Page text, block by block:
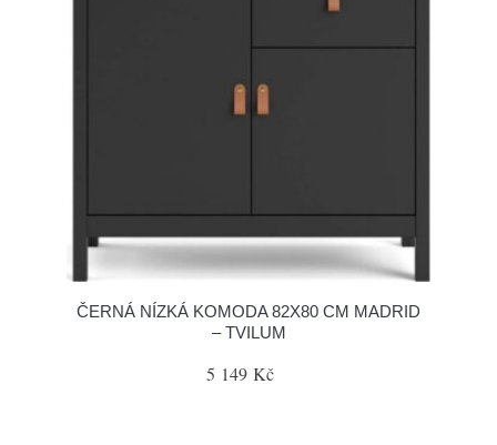
ČERNÁ NÍZKÁ KOMODA 82X80 CM MADRID
– TVILUM
5 149 Kč